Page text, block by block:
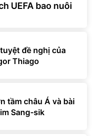
UEFA bao nuôi
đề nghị của
Thiago
tầm châu Á và bài
Sang-sik